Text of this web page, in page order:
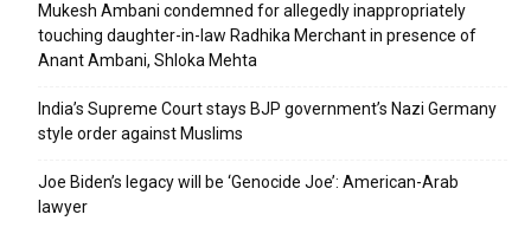
Mukesh Ambani condemned for allegedly inappropriately
touching daughter-in-law Radhika Merchant in presence of
Anant Ambani, Shloka Mehta
India’s Supreme Court stays BJP government’s Nazi Germany
style order against Muslims
Joe Biden’s legacy will be ‘Genocide Joe’: American-Arab
lawyer